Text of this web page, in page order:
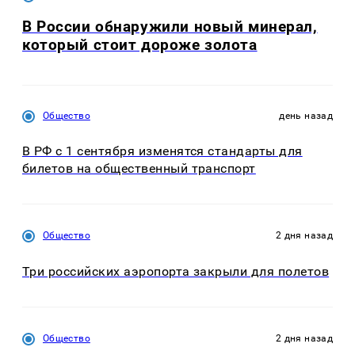
В России обнаружили новый минерал,
который стоит дороже золота
Общество день назад
В РФ с 1 сентября изменятся стандарты для
билетов на общественный транспорт
Общество 2 дня назад
Три российских аэропорта закрыли для полетов
Общество 2 дня назад